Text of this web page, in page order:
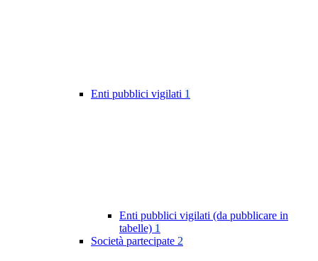
Enti pubblici vigilati 1
Enti pubblici vigilati (da pubblicare in
tabelle) 1
Società partecipate 2